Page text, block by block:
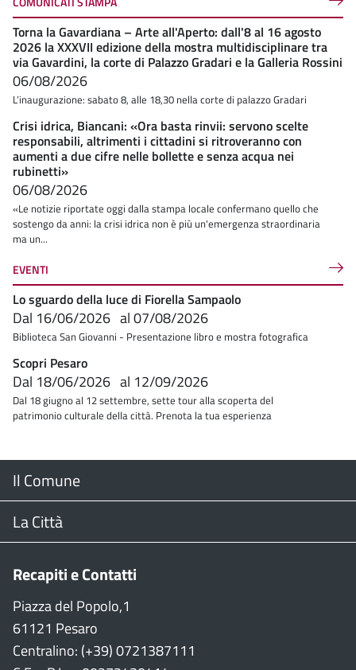
Torna la Gavardiana – Arte all'Aperto: dall'8 al 16 agosto
2026 la XXXVII edizione della mostra multidisciplinare tra
via Gavardini, la corte di Palazzo Gradari e la Galleria Rossini
06/08/2026
L’inaugurazione: sabato 8, alle 18,30 nella corte di palazzo Gradari
Crisi idrica, Biancani: «Ora basta rinvii: servono scelte
responsabili, altrimenti i cittadini si ritroveranno con
aumenti a due cifre nelle bollette e senza acqua nei
rubinetti»
06/08/2026
«Le notizie riportate oggi dalla stampa locale confermano quello che
sostengo da anni: la crisi idrica non è più un'emergenza straordinaria
ma un...
EVENTI
Lo sguardo della luce di Fiorella Sampaolo
Dal 16/06/2026 al07/08/2026
Biblioteca San Giovanni - Presentazione libro e mostra fotografica
Scopri Pesaro
Dal 18/06/2026 al 12/09/2026
Dal 18 giugno al 12 settembre, sette tour alla scoperta del
patrimonio culturale della città. Prenota la tua esperienza
Menu
Footer
Il Comune
Il Sindaco
Consiglio Comunale
CON
La Città
Stradario
WiFi
Recapiti e Contatti
Piazza del Popolo,1
61121 Pesaro
Centralino: (+39) 0721387111